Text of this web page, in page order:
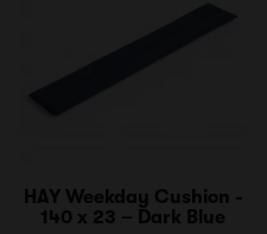
HAY Weekday Cushion -
140 x 23 – Dark Blue